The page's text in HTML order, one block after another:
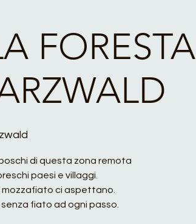
FORESTA
di questa zona remota
paesi e villaggi.
ci aspettano.
fiato ad ogni passo.